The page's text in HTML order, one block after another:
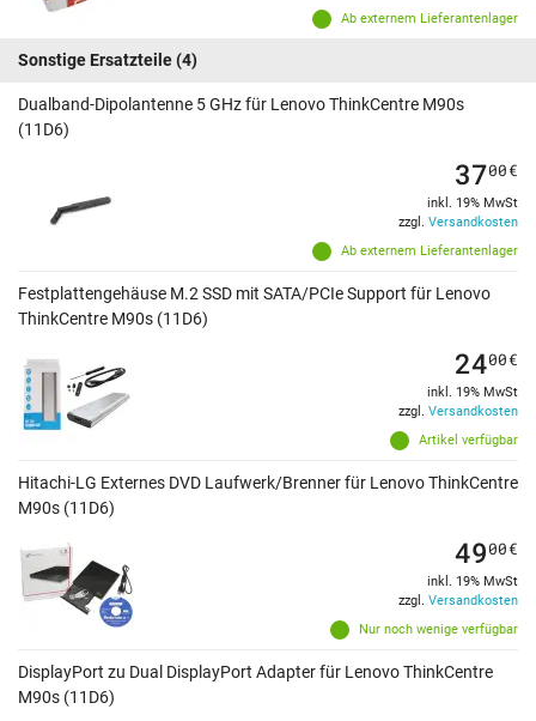
Ab externem Lieferantenlager
Sonstige Ersatzteile(4)
Dualband-Dipolantenne 5 GHz für Lenovo ThinkCentre M90s
(11D6)
Ab externem Lieferantenlager
3700€
inkl. 19% MwSt
zzgl. Versandkosten
Festplattengehäuse M.2 SSD mit SATA/PCIe Support für Lenovo
ThinkCentre M90s (11D6)
Artikel verfügbar
2400€
inkl. 19% MwSt
zzgl. Versandkosten
Hitachi-LG Externes DVD Laufwerk/Brenner für Lenovo ThinkCentre
M90s (11D6)
Nur noch wenige verfügbar
4900€
inkl. 19% MwSt
zzgl. Versandkosten
DisplayPort zu Dual DisplayPort Adapter für Lenovo ThinkCentre
M90s (11D6)